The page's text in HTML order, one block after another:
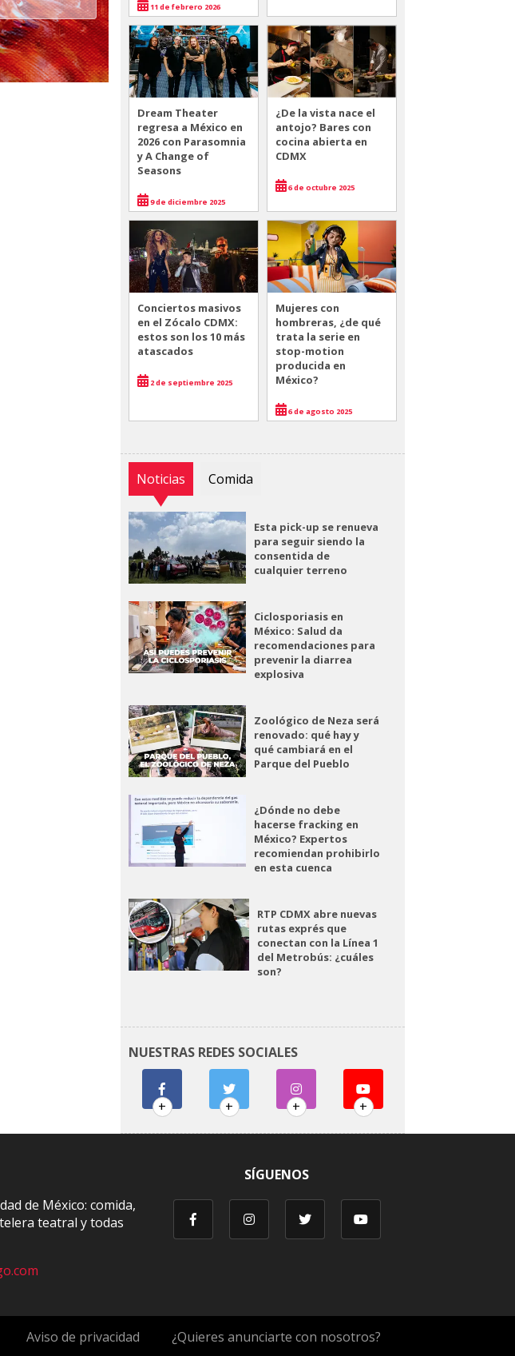
11 de febrero 2026
Dream Theater
regresa a México en
2026 con Parasomnia
y A Change of
Seasons
9 de diciembre 2025
¿De la vista nace el
antojo? Bares con
cocina abierta en
CDMX
6 de octubre 2025
Conciertos masivos
en el Zócalo CDMX:
estos son los 10 más
atascados
2 de septiembre 2025
Mujeres con
hombreras, ¿de qué
trata la serie en
stop-motion
producida en
México?
6 de agosto 2025
Noticias Comida
Esta pick-up se renueva
para seguir siendo la
consentida de
cualquier terreno
Ciclosporiasis en
México: Salud da
recomendaciones para
prevenir la diarrea
explosiva
Zoológico de Neza será
renovado: qué hay y
qué cambiará en el
Parque del Pueblo
¿Dónde no debe
hacerse fracking en
México? Expertos
recomiendan prohibirlo
en esta cuenca
RTP CDMX abre nuevas
rutas exprés que
conectan con la Línea 1
del Metrobús: ¿cuáles
son?
NUESTRAS REDES SOCIALES
+ + + +
de México: comida,
teatral y todas
SÍGUENOS
Aviso de privacidad ¿Quieres anunciarte con nosotros?